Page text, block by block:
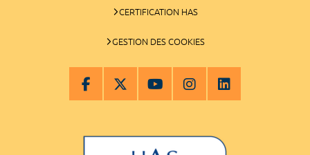
CERTIFICATION HAS
GESTION DES COOKIES